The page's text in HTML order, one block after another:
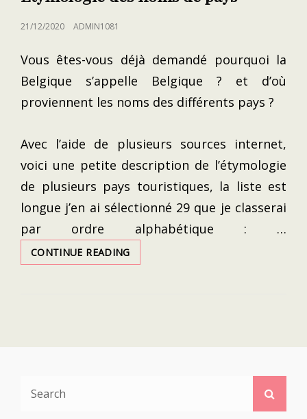
POSTED
21/12/2020 ADMIN1081
Vous êtes-vous déjà demandé pourquoi la
Belgique s’appelle Belgique ? et d’où
proviennent les noms des différents pays ?
Avec l’aide de plusieurs sources internet,
voici une petite description de l’étymologie
de plusieurs pays touristiques, la liste est
longue j’en ai sélectionné 29 que je classerai
par ordre alphabétique : …
CONTINUE READINGETYMOLOGIE
DES